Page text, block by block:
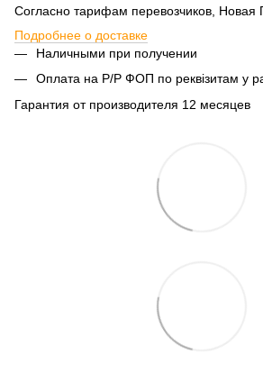
Согласно тарифам перевозчиков, Новая
Подробнее о доставке
Наличными при получении
Оплата на Р/Р ФОП по реквізитам у
Гарантия от производителя 12 месяцев